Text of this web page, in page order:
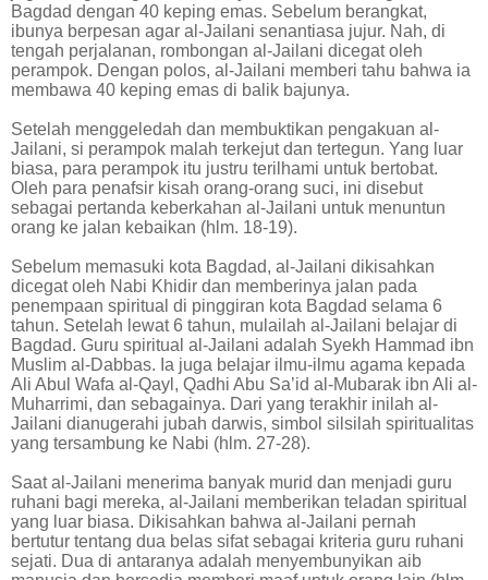
Bagdad dengan 40 keping emas. Sebelum berangkat,
ibunya berpesan agar al-Jailani senantiasa jujur. Nah, di
tengah perjalanan, rombongan al-Jailani dicegat oleh
perampok. Dengan polos, al-Jailani memberi tahu bahwa ia
membawa 40 keping emas di balik bajunya.
Setelah menggeledah dan membuktikan pengakuan al-
Jailani, si perampok malah terkejut dan tertegun. Yang luar
biasa, para perampok itu justru terilhami untuk bertobat.
Oleh para penafsir kisah orang-orang suci, ini disebut
sebagai pertanda keberkahan al-Jailani untuk menuntun
orang ke jalan kebaikan (hlm. 18-19).
Sebelum memasuki kota Bagdad, al-Jailani dikisahkan
dicegat oleh Nabi Khidir dan memberinya jalan pada
penempaan spiritual di pinggiran kota Bagdad selama 6
tahun. Setelah lewat 6 tahun, mulailah al-Jailani belajar di
Bagdad. Guru spiritual al-Jailani adalah Syekh Hammad ibn
Muslim al-Dabbas. Ia juga belajar ilmu-ilmu agama kepada
Ali Abul Wafa al-Qayl, Qadhi Abu Sa’id al-Mubarak ibn Ali al-
Muharrimi, dan sebagainya. Dari yang terakhir inilah al-
Jailani dianugerahi jubah darwis, simbol silsilah spiritualitas
yang tersambung ke Nabi (hlm. 27-28).
Saat al-Jailani menerima banyak murid dan menjadi guru
ruhani bagi mereka, al-Jailani memberikan teladan spiritual
yang luar biasa. Dikisahkan bahwa al-Jailani pernah
bertutur tentang dua belas sifat sebagai kriteria guru ruhani
sejati. Dua di antaranya adalah menyembunyikan aib